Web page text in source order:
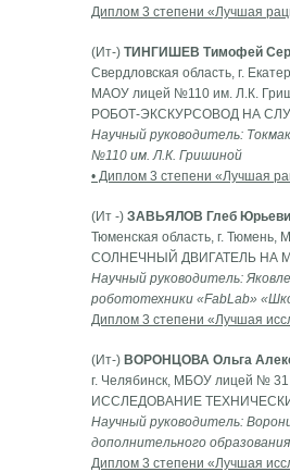
Диплом 3 степени «Лучшая
(Ит-) ТИНГИШЕВ Тимофей
Свердловская область, г.
МАОУ лицей №110 им. Л.К.
РОБОТ-ЭКСКУРСОВОД НА
Научный руководитель:
№110 им. Л.К. Гришиной
• Диплом 3 степени «Лучшая
(Ит -) ЗАВЬЯЛОВ Глеб
Тюменская область, г.
СОЛНЕЧНЫЙ ДВИГАТЕЛЬ НА
Научный руководитель:
робототехники «FabLab»
Диплом 3 степени «Лучшая
(Ит-) ВОРОНЦОВА Ольга
г. Челябинск, МБОУ лицей №
ИССЛЕДОВАНИЕ
Научный руководитель:
дополнительного образования
Диплом 3 степени «Лучшая